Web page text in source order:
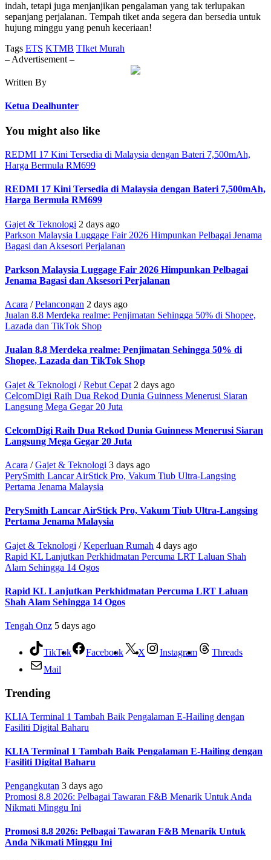
indah, tetapi juga menjanjikan pengalaman yang tak terlupakan
sepanjang perjalanan. Tempah tiket anda segera dan bersedia untuk
hujung minggu yang penuh keceriaan!
Tags ETS KTMB TIket Murah
– Advertisement –
Written By
Ketua Dealhunter
You might also like
REDMI 17 Kini Tersedia di Malaysia dengan Bateri 7,500mAh,
Harga Bermula RM699
REDMI 17 Kini Tersedia di Malaysia dengan Bateri 7,500mAh,
Harga Bermula RM699
Gajet & Teknologi 2 days ago
Parkson Malaysia Luggage Fair 2026 Himpunkan Pelbagai Jenama
Bagasi dan Aksesori Perjalanan
Parkson Malaysia Luggage Fair 2026 Himpunkan Pelbagai
Jenama Bagasi dan Aksesori Perjalanan
Acara /Pelancongan 2 days ago
Jualan 8.8 Merdeka realme: Penjimatan Sehingga 50% di Shopee,
Lazada dan TikTok Shop
Jualan 8.8 Merdeka realme: Penjimatan Sehingga 50% di
Shopee, Lazada dan TikTok Shop
Gajet & Teknologi /Rebut Cepat 2 days ago
CelcomDigi Raih Dua Rekod Dunia Guinness Menerusi Siaran
Langsung Mega Gegar 20 Juta
CelcomDigi Raih Dua Rekod Dunia Guinness Menerusi Siaran
Langsung Mega Gegar 20 Juta
Acara /Gajet & Teknologi 3 days ago
PerySmith Lancar AirStick Pro, Vakum Tiub Ultra-Langsing
Pertama Jenama Malaysia
PerySmith Lancar AirStick Pro, Vakum Tiub Ultra-Langsing
Pertama Jenama Malaysia
Gajet & Teknologi /Keperluan Rumah 4 days ago
Rapid KL Lanjutkan Perkhidmatan Percuma LRT Laluan Shah
Alam Sehingga 14 Ogos
Rapid KL Lanjutkan Perkhidmatan Percuma LRT Laluan
Shah Alam Sehingga 14 Ogos
Tengah Onz 5 days ago
TikTok Facebook X Instagram
Threads
Mail
Trending
KLIA Terminal 1 Tambah Baik Pengalaman E-Hailing dengan
Fasiliti Digital Baharu
KLIA Terminal 1 Tambah Baik Pengalaman E-Hailing dengan
Fasiliti Digital Baharu
Pengangkutan 3 days ago
Promosi 8.8 2026: Pelbagai Tawaran F&B Menarik Untuk Anda
Nikmati Minggu Ini
Promosi 8.8 2026: Pelbagai Tawaran F&B Menarik Untuk
Anda Nikmati Minggu Ini